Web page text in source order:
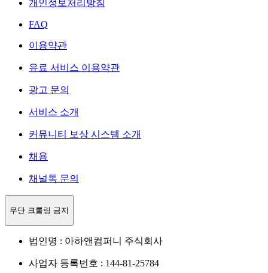
개인정보처리방침
FAQ
이용약관
유료 서비스 이용약관
광고 문의
서비스 소개
커뮤니티 보상 시스템 소개
채용
채널톡 문의
무단 크롤링 금지
법인명 : 아하앤컴퍼니 주식회사
사업자 등록번호 : 144-81-25784